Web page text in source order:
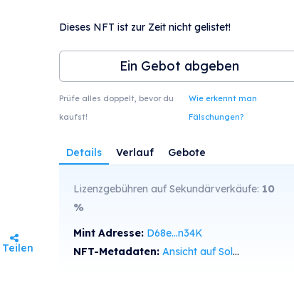
Teilen
Dieses NFT ist zur Zeit nicht gelistet!
Ein Gebot abgeben
Prüfe alles doppelt, bevor du
kaufst!
Wie erkennt man
Fälschungen?
Details Verlauf Gebote
Lizenzgebühren auf Sekundärverkäufe: 10
%
Mint Adresse: D68e...n34K
NFT-Metadaten: Ansicht auf SolScan